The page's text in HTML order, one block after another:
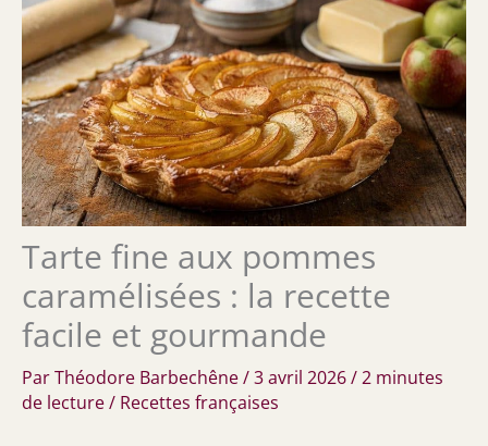
Tarte fine aux pommes
caramélisées : la recette
facile et gourmande
ParThéodore Barbechêne/3 avril 2026/2 minutes
de lecture/ Recettes françaises